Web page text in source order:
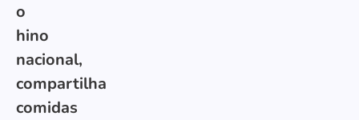
o
hino
nacional,
compartilha
comidas